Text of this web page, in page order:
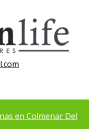
en Colmenar Del